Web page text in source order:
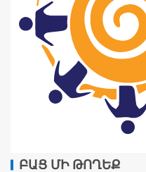
ԲԱՑ ՄԻ ԹՈՂԵՔ